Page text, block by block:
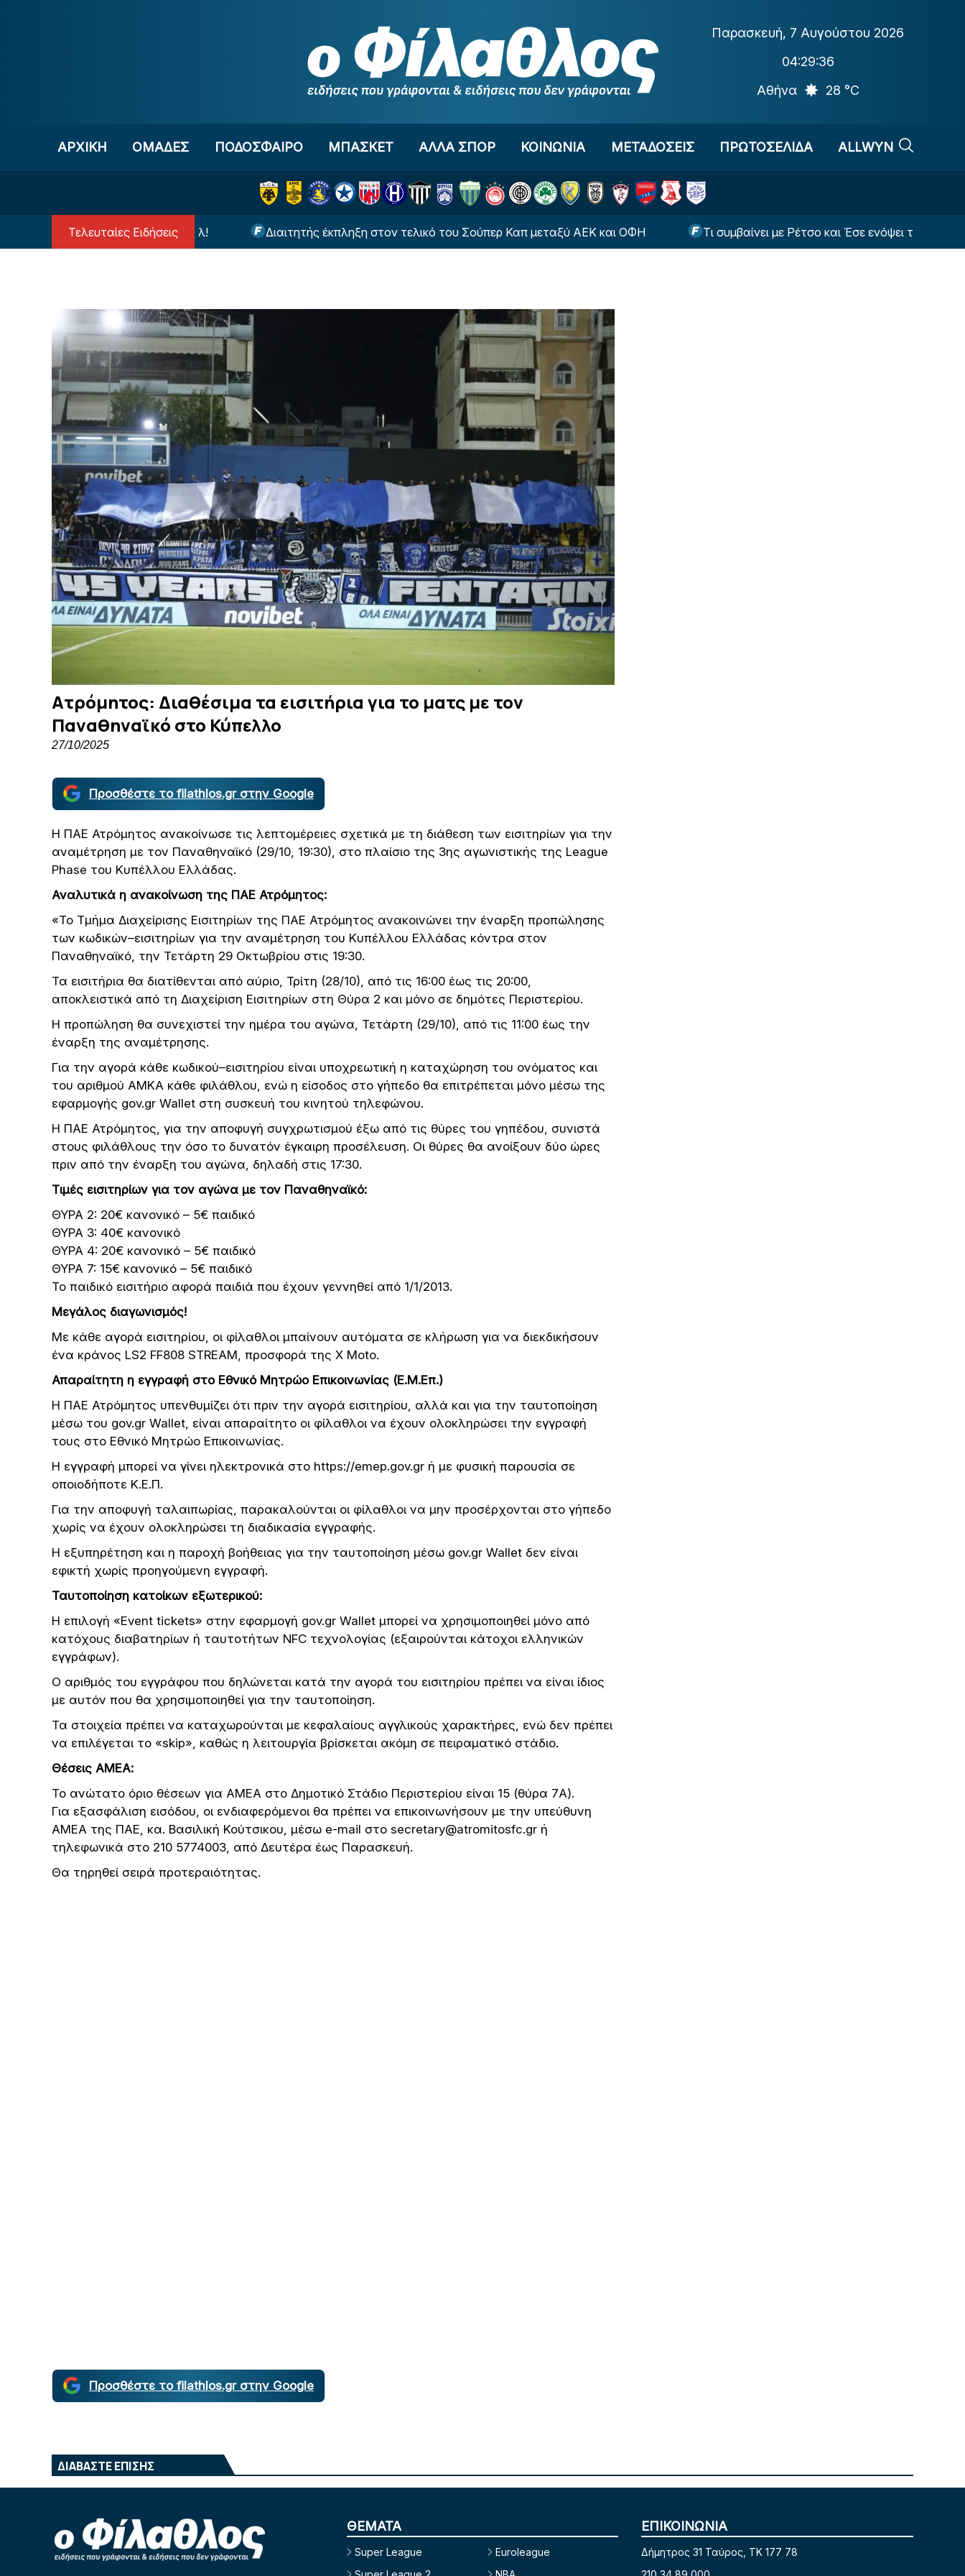
Παρασκευή, 7 Αυγούστου 2026
04:29:37
Αθήνα
28 °C
ΑΡΧΙΚΗ OΜΑΔΕΣ ΠΟΔΟΣΦΑΙΡΟ ΜΠΑΣΚΕΤ ΑΛΛΑ ΣΠΟΡ ΚΟΙΝΩΝΙΑ ΜΕΤΑΔΟΣΕΙΣ ΠΡΩΤΟΣΕΛΙΔΑ ALLWYN
Τελευταίες Ειδήσεις
Βινίσιους στη Ρεάλ! Διαιτητής έκπληξη στον τελικό του Σούπερ Καπ μεταξύ ΑΕΚ και ΟΦΗ Τι συμβαίνει με Ρέτσο και Έσε ενόψει της ρεβάνς με τη
Ατρόμητος: Διαθέσιμα τα εισιτήρια για το ματς με τον
Παναθηναϊκό στο Κύπελλο
27/10/2025
Προσθέστε το filathlos.gr στην Google
Η ΠΑΕ Ατρόμητος ανακοίνωσε τις λεπτομέρειες σχετικά με τη διάθεση των εισιτηρίων για την
αναμέτρηση με τον Παναθηναϊκό (29/10, 19:30), στο πλαίσιο της 3ης αγωνιστικής της League
Phase του Κυπέλλου Ελλάδας.
Αναλυτικά η ανακοίνωση της ΠΑΕ Ατρόμητος:
«Το Τμήμα Διαχείρισης Εισιτηρίων της ΠΑΕ Ατρόμητος ανακοινώνει την έναρξη προπώλησης
των κωδικών–εισιτηρίων για την αναμέτρηση του Κυπέλλου Ελλάδας κόντρα στον
Παναθηναϊκό, την Τετάρτη 29 Οκτωβρίου στις 19:30.
Τα εισιτήρια θα διατίθενται από αύριο, Τρίτη (28/10), από τις 16:00 έως τις 20:00,
αποκλειστικά από τη Διαχείριση Εισιτηρίων στη Θύρα 2 και μόνο σε δημότες Περιστερίου.
Η προπώληση θα συνεχιστεί την ημέρα του αγώνα, Τετάρτη (29/10), από τις 11:00 έως την
έναρξη της αναμέτρησης.
Για την αγορά κάθε κωδικού–εισιτηρίου είναι υποχρεωτική η καταχώρηση του ονόματος και
του αριθμού ΑΜΚΑ κάθε φιλάθλου, ενώ η είσοδος στο γήπεδο θα επιτρέπεται μόνο μέσω της
εφαρμογής gov.gr Wallet στη συσκευή του κινητού τηλεφώνου.
Η ΠΑΕ Ατρόμητος, για την αποφυγή συγχρωτισμού έξω από τις θύρες του γηπέδου, συνιστά
στους φιλάθλους την όσο το δυνατόν έγκαιρη προσέλευση. Οι θύρες θα ανοίξουν δύο ώρες
πριν από την έναρξη του αγώνα, δηλαδή στις 17:30.
Τιμές εισιτηρίων για τον αγώνα με τον Παναθηναϊκό:
ΘΥΡΑ 2: 20€ κανονικό – 5€ παιδικό
ΘΥΡΑ 3: 40€ κανονικό
ΘΥΡΑ 4: 20€ κανονικό – 5€ παιδικό
ΘΥΡΑ 7: 15€ κανονικό – 5€ παιδικό
Το παιδικό εισιτήριο αφορά παιδιά που έχουν γεννηθεί από 1/1/2013.
Μεγάλος διαγωνισμός!
Με κάθε αγορά εισιτηρίου, οι φίλαθλοι μπαίνουν αυτόματα σε κλήρωση για να διεκδικήσουν
ένα κράνος LS2 FF808 STREAM, προσφορά της X Moto.
Απαραίτητη η εγγραφή στο Εθνικό Μητρώο Επικοινωνίας (Ε.Μ.Επ.)
Η ΠΑΕ Ατρόμητος υπενθυμίζει ότι πριν την αγορά εισιτηρίου, αλλά και για την ταυτοποίηση
μέσω του gov.gr Wallet, είναι απαραίτητο οι φίλαθλοι να έχουν ολοκληρώσει την εγγραφή
τους στο Εθνικό Μητρώο Επικοινωνίας.
Η εγγραφή μπορεί να γίνει ηλεκτρονικά στο https://emep.gov.gr ή με φυσική παρουσία σε
οποιοδήποτε Κ.Ε.Π.
Για την αποφυγή ταλαιπωρίας, παρακαλούνται οι φίλαθλοι να μην προσέρχονται στο γήπεδο
χωρίς να έχουν ολοκληρώσει τη διαδικασία εγγραφής.
Η εξυπηρέτηση και η παροχή βοήθειας για την ταυτοποίηση μέσω gov.gr Wallet δεν είναι
εφικτή χωρίς προηγούμενη εγγραφή.
Ταυτοποίηση κατοίκων εξωτερικού:
Η επιλογή «Event tickets» στην εφαρμογή gov.gr Wallet μπορεί να χρησιμοποιηθεί μόνο από
κατόχους διαβατηρίων ή ταυτοτήτων NFC τεχνολογίας (εξαιρούνται κάτοχοι ελληνικών
εγγράφων).
Ο αριθμός του εγγράφου που δηλώνεται κατά την αγορά του εισιτηρίου πρέπει να είναι ίδιος
με αυτόν που θα χρησιμοποιηθεί για την ταυτοποίηση.
Τα στοιχεία πρέπει να καταχωρούνται με κεφαλαίους αγγλικούς χαρακτήρες, ενώ δεν πρέπει
να επιλέγεται το «skip», καθώς η λειτουργία βρίσκεται ακόμη σε πειραματικό στάδιο.
Θέσεις ΑΜΕΑ:
Το ανώτατο όριο θέσεων για ΑΜΕΑ στο Δημοτικό Στάδιο Περιστερίου είναι 15 (θύρα 7Α).
Για εξασφάλιση εισόδου, οι ενδιαφερόμενοι θα πρέπει να επικοινωνήσουν με την υπεύθυνη
ΑΜΕΑ της ΠΑΕ, κα. Βασιλική Κούτσικου, μέσω e-mail στο secretary@atromitosfc.gr ή
τηλεφωνικά στο 210 5774003, από Δευτέρα έως Παρασκευή.
Θα τηρηθεί σειρά προτεραιότητας.
Προσθέστε το filathlos.gr στην Google
ΔΙΑΒΑΣΤΕ ΕΠΙΣΗΣ
ΘΕΜΑΤΑ
Super League
Euroleague
ΕΠΙΚΟΙΝΩΝΙΑ
Δήμητρος 31 Ταύρος, TK 177 78